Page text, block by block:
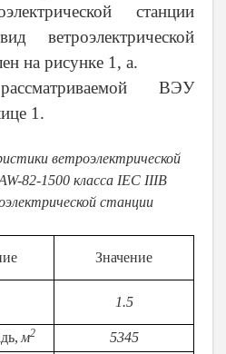
станции
на рисунке 1, а.
ВЭУ
1.
ветроэлектрической
82-1500 класса IEC IIIB
станции
Значение
1.5
м2 5345